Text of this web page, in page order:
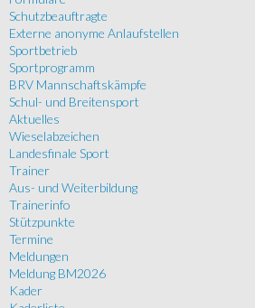
Schutzbeauftragte
Externe anonyme Anlaufstellen
Sportbetrieb
Sportprogramm
BRV Mannschaftskämpfe
Schul- und Breitensport
Aktuelles
Wieselabzeichen
Landesfinale Sport
Trainer
Aus- und Weiterbildung
Trainerinfo
Stützpunkte
Termine
Meldungen
Meldung BM2026
Kader